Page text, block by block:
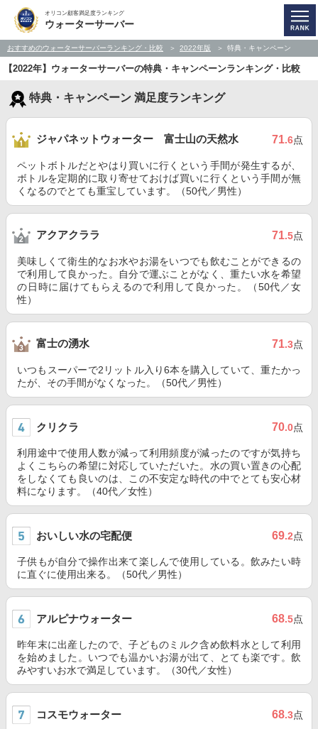
オリコン顧客満足度ランキング
ウォーターサーバー
おすすめのウォーターサーバーランキング・比較 2022年版 特典・キャンペーン
【2022年】ウォーターサーバーの特典・キャンペーンランキング・比較
特典・キャンペーン 満足度ランキング
ジャパネットウォーター 富士山の天然水 71.6点
ペットボトルだとやはり買いに行くという手間が発生するが、
ボトルを定期的に取り寄せておけば買いに行くという手間が無
くなるのでとても重宝しています。（50代／男性）
アクアクララ 71.5点
美味しくて衛生的なお水やお湯をいつでも飲むことができるの
で利用して良かった。自分で運ぶことがなく、重たい水を希望
の日時に届けてもらえるので利用して良かった。（50代／女
性）
富士の湧水 71.3点
いつもスーパーで2リットル入り6本を購入していて、重たかっ
たが、その手間がなくなった。（50代／男性）
クリクラ 70.0点
利用途中で使用人数が減って利用頻度が減ったのですが気持ち
よくこちらの希望に対応していただいた。水の買い置きの心配
をしなくても良いのは、この不安定な時代の中でとても安心材
料になります。（40代／女性）
おいしい水の宅配便 69.2点
子供もが自分で操作出来て楽しんで使用している。飲みたい時
に直ぐに使用出来る。（50代／男性）
アルピナウォーター 68.5点
昨年末に出産したので、子どものミルク含め飲料水として利用
を始めました。いつでも温かいお湯が出て、とても楽です。飲
みやすいお水で満足しています。（30代／女性）
コスモウォーター 68.3点